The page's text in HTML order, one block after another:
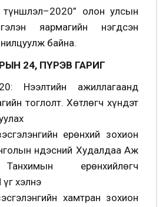
түншлэл–2020” олон улсын
яармагийн нэгдсэн
байна.
24, ПҮРЭВ ГАРИГ
Нээлтийн ажиллагаанд
тоглолт. Хөтлөгч хүндэт
ерөнхий зохион
Үндэсний Худалдаа Аж
ерөнхийлөгч
хэлнэ
хамтран зохион